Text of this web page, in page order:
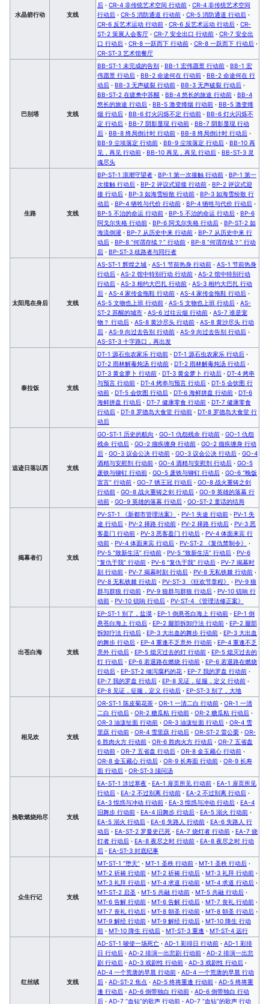
水晶箭行动 支线
后 · CR-4 非传统艺术空间 行动前 · CR-4 非传统艺术空间
行动后 · CR-5 消防通道 行动前 · CR-5 消防通道 行动后 ·
CR-6 反艺术运动 行动前 · CR-6 反艺术运动 行动后 · CR-
ST-2 策展人会客厅 · CR-7 安全出口 行动前 · CR-7 安全出
口 行动后 · CR-8 一跃而下 行动前 · CR-8 一跃而下 行动后 ·
CR-ST-3 艺术馆餐厅
巴别塔 支线
BB-ST-1 未完成的告别 · BB-1 宏伟愿景 行动前 · BB-1 宏
伟愿景 行动后 · BB-2 命途何在 行动前 · BB-2 命途何在 行
动后 · BB-3 无声破裂 行动前 · BB-3 无声破裂 行动后 ·
BB-ST-2 在疲惫中苏醒 · BB-4 悠长的旅途 行动前 · BB-4
悠长的旅途 行动后 · BB-5 激变烽烟 行动前 · BB-5 激变烽
烟 行动后 · BB-6 灯火闪烁不定 行动前 · BB-6 灯火闪烁不
定 行动后 · BB-7 阴影显现 行动前 · BB-7 阴影显现 行动
后 · BB-8 终局倒计时 行动前 · BB-8 终局倒计时 行动后 ·
BB-9 尘埃落定 行动前 · BB-9 尘埃落定 行动后 · BB-10 再
见，再见 行动前 · BB-10 再见，再见 行动后 · BB-ST-3 灵
魂尽头
生路 支线
BP-ST-1 浪潮守望者 · BP-1 第一次接触 行动前 · BP-1 第一
次接触 行动后 · BP-2 评议式迎接 行动前 · BP-2 评议式迎
接 行动后 · BP-3 如海雪纷散 行动前 · BP-3 如海雪纷散 行
动后 · BP-4 牺牲与代价 行动前 · BP-4 牺牲与代价 行动后 ·
BP-5 不治的命运 行动前 · BP-5 不治的命运 行动后 · BP-6
阿戈尔失格 行动前 · BP-6 阿戈尔失格 行动后 · BP-ST-2 如
海流倒灌 · BP-7 从历史中来 行动前 · BP-7 从历史中来 行
动后 · BP-8 “何谓存续？” 行动前 · BP-8 “何谓存续？” 行动
后 · BP-ST-3 歧路者与同行者
太阳甩在身后 支线
AS-ST-1 辉煌之城 · AS-1 节前热身 行动前 · AS-1 节前热身
行动后 · AS-2 馆中特别行动 行动前 · AS-2 馆中特别行动
行动后 · AS-3 相约大巴扎 行动前 · AS-3 相约大巴扎 行动
后 · AS-4 家传金拖鞋 行动前 · AS-4 家传金拖鞋 行动后 ·
AS-5 文物也上班 行动前 · AS-5 文物也上班 行动后 · AS-
ST-2 苏醒的城市 · AS-6 过往云烟 行动前 · AS-7 谁是宠
物？ 行动后 · AS-8 黄沙尽头 行动前 · AS-8 黄沙尽头 行动
后 · AS-9 向过去告别 行动前 · AS-9 向过去告别 行动后 ·
AS-ST-3 十字路口，再出发
泰拉饭 支线
DT-1 源石虫农家乐 行动前 · DT-1 源石虫农家乐 行动后 ·
DT-2 雨林解毒炖汤 行动前 · DT-2 雨林解毒炖汤 行动后 ·
DT-3 黄金萝卜 行动前 · DT-3 黄金萝卜 行动后 · DT-4 烤串
与预言 行动前 · DT-4 烤串与预言 行动后 · DT-5 会饮图 行
动前 · DT-5 会饮图 行动后 · DT-6 海鲜拼盘 行动前 · DT-6
海鲜拼盘 行动后 · DT-7 健康零食 行动前 · DT-7 健康零食
行动后 · DT-8 罗德岛大食堂 行动前 · DT-8 罗德岛大食堂 行
动后
追迹日落以西 支线
GO-ST-1 历史的航向 · GO-1 仇怨残余 行动前 · GO-1 仇怨
残余 行动后 · GO-2 痼疾缠身 行动前 · GO-2 痼疾缠身 行动
后 · GO-3 议会公决 行动前 · GO-3 议会公决 行动后 · GO-4
酒精与安慰剂 行动前 · GO-4 酒精与安慰剂 行动后 · GO-5
废铁与铆钉 行动前 · GO-5 废铁与铆钉 行动后 · GO-6 “晚饭
宣言” 行动前 · GO-7 锈王冠 行动后 · GO-8 战火重铸之剑
行动前 · GO-8 战火重铸之剑 行动后 · GO-9 英雄的落幕 行
动前 · GO-9 英雄的落幕 行动后 · GO-ST-2 童话的结局
揭幕者们 支线
PV-ST-1 《新都市管理法案》 · PV-1 失途 行动前 · PV-1 失
途 行动后 · PV-2 择路 行动前 · PV-2 择路 行动后 · PV-3 恶
客盈门 行动前 · PV-3 恶客盈门 行动后 · PV-4 体面来宾 行
动前 · PV-4 体面来宾 行动后 · PV-ST-2 《复仇禁制令》
·
PV-5 “致新生活” 行动前 · PV-5 “致新生活” 行动后 · PV-6
“复仇于我” 行动前 · PV-6 “复仇于我” 行动后 · PV-7 揭幕时
刻 行动前 · PV-7 揭幕时刻 行动后 · PV-8 无私铁棘 行动前 ·
PV-8 无私铁棘 行动后 · PV-ST-3 《狂欢节章程》 · PV-9 狼
群与群狼 行动前 · PV-9 狼群与群狼 行动后 · PV-10 铳响 行
动前 · PV-10 铳响 行动后 · PV-ST-4 《管理法修正案》
出苍白海 支线
EP-ST-1 别了，盐漠 · EP-1 倒悬苍白海上 行动前 · EP-1 倒
悬苍白海上 行动后 · EP-2 腿部拆卸疗法 行动前 · EP-2 腿部
拆卸疗法 行动后 · EP-3 大出血的舞步 行动前 · EP-3 大出血
的舞步 行动后 · EP-4 重逢不乏意外 行动前 · EP-4 重逢不乏
意外 行动后 · EP-5 熄灭过去的灯 行动前 · EP-5 熄灭过去的
灯 行动后 · EP-6 若退路在燃烧 行动前 · EP-6 若退路在燃烧
行动后 · EP-ST-2 倾泻腐朽的花 · EP-7 我的罗盘 行动前 ·
EP-7 我的罗盘 行动后 · EP-8 见证，征服，定义 行动前 ·
EP-8 见证，征服，定义 行动后 · EP-ST-3 别了，大地
相见欢 支线
OR-ST-1 陈皮菊花茶 · OR-1 一清二白 行动前 · OR-1 一清
二白 行动后 · OR-2 糖瓜粘 行动前 · OR-2 糖瓜粘 行动后 ·
OR-3 油泼扯面 行动前 · OR-3 油泼扯面 行动后 · OR-4 雪
里蕻 行动前 · OR-4 雪里蕻 行动后 · OR-ST-2 雷公栗 · OR-
6 胜肉火方 行动前 · OR-6 胜肉火方 行动后 · OR-7 五省盘
行动前 · OR-7 五省盘 行动后 · OR-8 金玉藏心 行动前 ·
OR-8 金玉藏心 行动后 · OR-9 长寿面 行动前 · OR-9 长寿
面 行动后 · OR-ST-3 须问汤
挽歌燃烧殆尽 支线
EA-ST-1 涉过寒夜 · EA-1 扉页所见 行动前 · EA-1 扉页所见
行动后 · EA-2 不过别离 行动前 · EA-2 不过别离 行动后 ·
EA-3 惶惑与冲动 行动前 · EA-3 惶惑与冲动 行动后 · EA-4
旧舞步 行动前 · EA-4 旧舞步 行动后 · EA-5 溺火 行动前 ·
EA-5 溺火 行动后 · EA-6 失路人 行动前 · EA-6 失路人 行
动后 · EA-ST-2 罗曼史已死 · EA-7 烧灯者 行动前 · EA-7 烧
灯者 行动后 · EA-8 夜尽之时 行动前 · EA-8 夜尽之时 行动
后 · EA-ST-3 封底纪事
众生行记 支线
MT-ST-1 “堕天” · MT-1 圣秩 行动前 · MT-1 圣秩 行动后 ·
MT-2 祈祷 行动前 · MT-2 祈祷 行动后 · MT-3 礼拜 行动前 ·
MT-3 礼拜 行动后 · MT-4 求道 行动前 · MT-4 求道 行动后 ·
MT-ST-2 启圣 · MT-5 共融 行动前 · MT-5 共融 行动后 ·
MT-6 告解 行动前 · MT-6 告解 行动后 · MT-7 丧礼 行动前 ·
MT-7 丧礼 行动后 · MT-8 朝圣 行动前 · MT-8 朝圣 行动后 ·
MT-9 解经 行动前 · MT-9 解经 行动后 · MT-10 降生 行动
前 · MT-10 降生 行动后 · MT-ST-3 重逢 · MT-ST-4 远行
红丝绒 支线
AD-ST-1 唆使一场死亡 · AD-1 彩排日 行动前 · AD-1 彩排
日 行动后 · AD-2 排演一出悲剧 行动前 · AD-2 排演一出悲
剧 行动后 · AD-3 戏剧性 行动前 · AD-3 戏剧性 行动后 ·
AD-4 一个荒唐的早晨 行动前 · AD-4 一个荒唐的早晨 行动
后 · AD-ST-2 焦点 · AD-5 终将重逢 行动前 · AD-5 终将重
逢 行动后 · AD-6 倒带独白 行动前 · AD-6 倒带独白 行动
后 · AD-7 “血钻”的歌声 行动前 · AD-7 “血钻”的歌声 行动